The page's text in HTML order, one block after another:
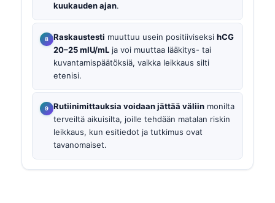
kuukauden ajan.
Raskaustesti muuttuu usein positiiviseksi hCG
20–25 mIU/mL ja voi muuttaa lääkitys- tai
kuvantamispäätöksiä, vaikka leikkaus silti
etenisi.
Rutiinimittauksia voidaan jättää väliin monilta
terveiltä aikuisilta, joille tehdään matalan riskin
leikkaus, kun esitiedot ja tutkimus ovat
tavanomaiset.